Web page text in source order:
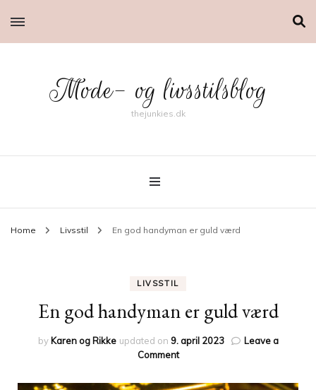
Mode- og livsstilsblog
thejunkies.dk
Home Livsstil En god handyman er guld værd
LIVSSTIL
En god handyman er guld værd
by Karen og Rikke updated on 9. april 2023
Leave a
Commenton
god